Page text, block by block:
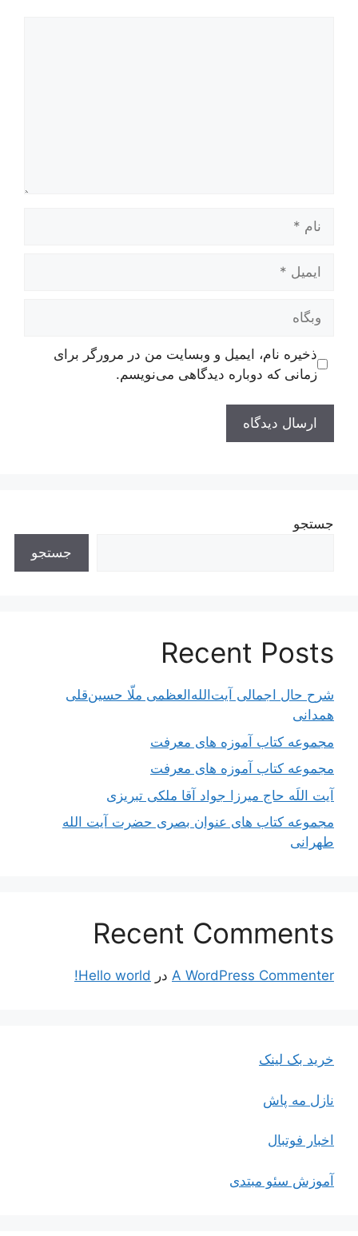
وبگاه
ذخیره نام، ایمیل و وبسایت من در مرورگر برای
زمانی که دوباره دیدگاهی می‌نویسم.
جستجو
جستجو
Recent Posts
شرح حال اجمالی آیت‌الله‌العظمی ملّا حسین‌قلی
همدانی
مجموعه کتاب آموزه های معرفت
مجموعه کتاب آموزه های معرفت
آیت اللَه حاج میرزا جواد آقا ملکی تبریزی
مجموعه کتاب های عنوان بصری حضرت آیت الله
طهرانی
Recent Comments
A WordPress Commenter در Hello world!
خرید بک لینک
نازل مه پاش
اخبار فوتبال
آموزش سئو مبتدی